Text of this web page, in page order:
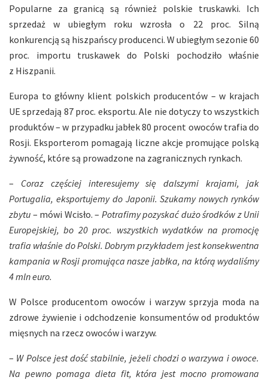
Popularne za granicą są również polskie truskawki. Ich
sprzedaż w ubiegłym roku wzrosła o 22 proc. Silną
konkurencją są hiszpańscy producenci. W ubiegłym sezonie 60
proc. importu truskawek do Polski pochodziło właśnie
z Hiszpanii.
Europa to główny klient polskich producentów – w krajach
UE sprzedają 87 proc. eksportu. Ale nie dotyczy to wszystkich
produktów – w przypadku jabłek 80 procent owoców trafia do
Rosji. Eksporterom pomagają liczne akcje promujące polską
żywność, które są prowadzone na zagranicznych rynkach.
– Coraz częściej interesujemy się dalszymi krajami, jak
Portugalia, eksportujemy do Japonii. Szukamy nowych rynków
zbytu – mówi Wcisło. – Potrafimy pozyskać dużo środków z Unii
Europejskiej, bo 20 proc. wszystkich wydatków na promocję
trafia właśnie do Polski. Dobrym przykładem jest konsekwentna
kampania w Rosji promująca nasze jabłka, na którą wydaliśmy
4 mln euro.
W Polsce producentom owoców i warzyw sprzyja moda na
zdrowe żywienie i odchodzenie konsumentów od produktów
mięsnych na rzecz owoców i warzyw.
– W Polsce jest dość stabilnie, jeżeli chodzi o warzywa i owoce.
Na pewno pomaga dieta fit, która jest mocno promowana